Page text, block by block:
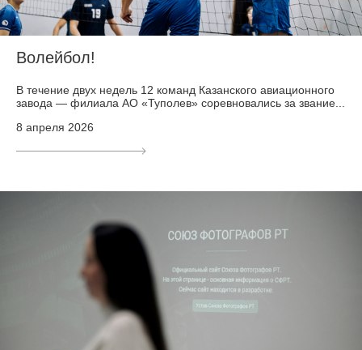
Волейбол!
В течение двух недель 12 команд Казанского авиационного
завода — филиала АО «Туполев» соревновались за звание...
8 апреля 2026